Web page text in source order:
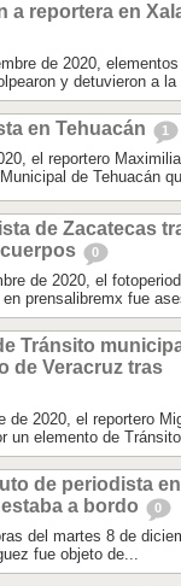
a reportera en
de 2020,
y detuvieron a la
en Tehuacán 1
el reportero
de Tehuacán
de Zacatecas
0
de 2020, el
prensalibremx fue
Tránsito
de Veracruz tras
de 2020, el reportero
un elemento de
de periodista en
a bordo
0
del martes 8 de
fue objeto de...